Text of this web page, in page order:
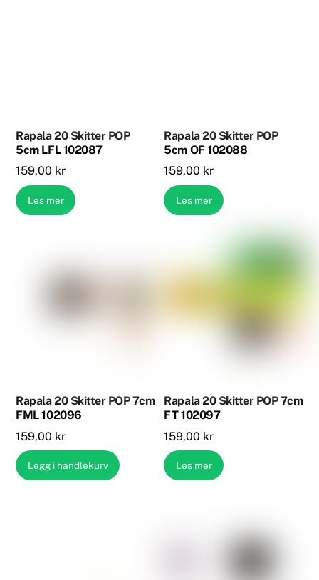
Rapala 20 Skitter POP
5cm LFL 102087
159,00 kr
Les mer
Rapala 20 Skitter POP
5cm OF 102088
159,00 kr
Les mer
Rapala 20 Skitter POP 7cm
FML 102096
159,00 kr
Legg i handlekurv
Rapala 20 Skitter POP 7cm
FT 102097
159,00 kr
Les mer